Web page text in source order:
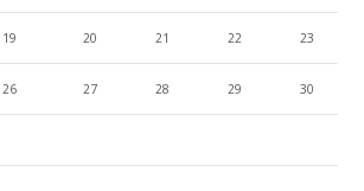
19 20 21 22 23
26 27 28 29 30